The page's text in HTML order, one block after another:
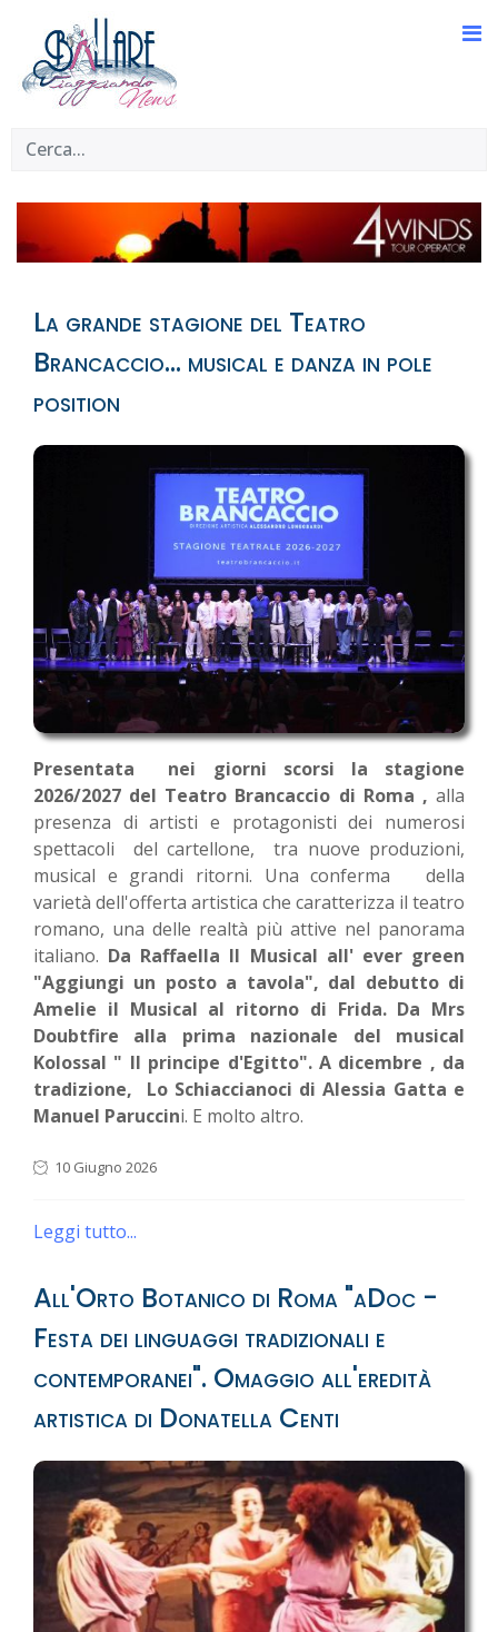
La grande stagione del Teatro
Brancaccio... musical e danza in pole
position
Presentata nei giorni scorsi la stagione
2026/2027 del Teatro Brancaccio di Roma , alla
presenza di artisti e protagonisti dei numerosi
spettacoli del cartellone, tra nuove produzioni,
musical e grandi ritorni. Una conferma della
varietà dell'offerta artistica che caratterizza il teatro
romano, una delle realtà più attive nel panorama
italiano. Da Raffaella Il Musical all' ever green
"Aggiungi un posto a tavola", dal debutto di
Amelie il Musical al ritorno di Frida. Da Mrs
Doubtfire alla prima nazionale del musical
Kolossal " Il principe d'Egitto". A dicembre , da
tradizione, Lo Schiaccianoci di Alessia Gatta e
Manuel Paruccini. E molto altro.
10 Giugno 2026
Leggi tutto...
All'Orto Botanico di Roma "aDoc -
Festa dei linguaggi tradizionali e
contemporanei". Omaggio all'eredità
artistica di Donatella Centi